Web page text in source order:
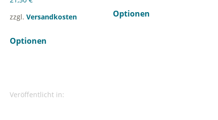
zzgl. Versandkosten
Optionen
Optionen
Veröffentlicht in: